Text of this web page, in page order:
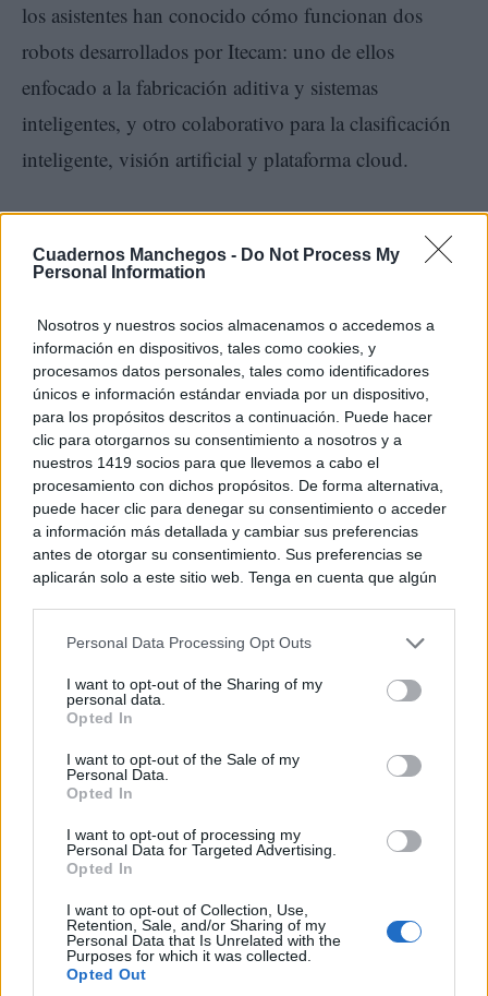
Cuadernos Manchegos - Do Not Process My
Personal Information
Nosotros y nuestros socios almacenamos o accedemos a
información en dispositivos, tales como cookies, y
procesamos datos personales, tales como identificadores
únicos e información estándar enviada por un dispositivo,
para los propósitos descritos a continuación. Puede hacer
clic para otorgarnos su consentimiento a nosotros y a
nuestros 1419 socios para que llevemos a cabo el
procesamiento con dichos propósitos. De forma alternativa,
puede hacer clic para denegar su consentimiento o acceder
a información más detallada y cambiar sus preferencias
antes de otorgar su consentimiento. Sus preferencias se
aplicarán solo a este sitio web. Tenga en cuenta que algún
rechazar tal procesamiento. Puede cambiar sus preferencias
a este sitio y haciendo clic en el botón "Privacidad" en la
parte inferior de la página web.
Please note that this website/app uses one or more Google
services and may gather and store information including but
not limited to your visit or usage behaviour. You may click to
use your data for below specified purposes in below Google
consent section.
Personal Data Processing Opt Outs
I want to opt-out of the Sharing of my
personal data.
Opted In
I want to opt-out of the Sale of my
Personal Data.
Opted In
I want to opt-out of processing my
Personal Data for Targeted Advertising.
Opted In
I want to opt-out of Collection, Use,
Retention, Sale, and/or Sharing of my
Personal Data that Is Unrelated with the
Purposes for which it was collected.
Opted Out
los asistentes han conocido cómo funcionan dos
robots desarrollados por Itecam: uno de ellos
enfocado a la fabricación aditiva y sistemas
inteligentes, y otro colaborativo para la clasificación
inteligente, visión artificial y plataforma cloud.
Además, por la tarde, se ha llevado a cabo la jornada
«Inteligencia artificial, digitalización 3D y sistemas
donde Julio Valero, técnico del departamento de
Diseño y Fabricación Digital en Itecam ha mostrado
cómo la inteligencia artificial y la digitalización 3D
permite documentar, conservar y restaurar el
patrimonio cultural con gran precisión. En esta
misma jornada también se ha abordado el uso de
sistemas de visualización avanzada, como la
realidad virtual y aumentada a través de gafas 3D,
para difundir y hacer accesible este patrimonio al
público.
España por Red.es, entidad pública adscrita al
Ministerio para la Transformación Digital y de la